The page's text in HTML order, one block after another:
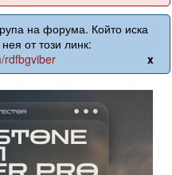
на форума. Който иска
от този линк:
rdfbgviber
x